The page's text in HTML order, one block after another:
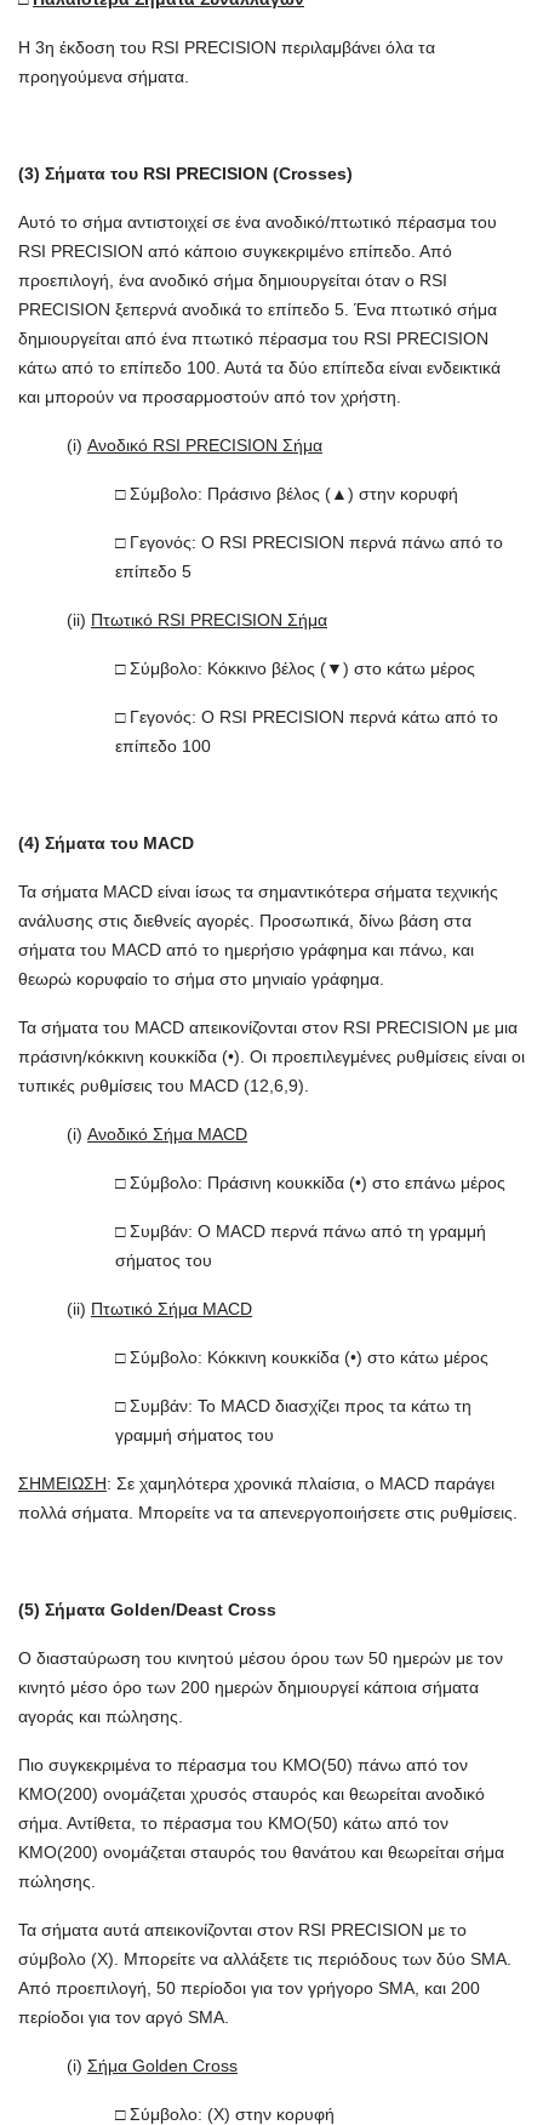
Η 3η έκδοση του RSI PRECISION περιλαμβάνει όλα τα
προηγούμενα σήματα.
(3) Σήματα του RSI PRECISION (Crosses)
Αυτό το σήμα αντιστοιχεί σε ένα ανοδικό/πτωτικό πέρασμα του
RSI PRECISION από κάποιο συγκεκριμένο επίπεδο. Από
προεπιλογή, ένα ανοδικό σήμα δημιουργείται όταν ο RSI
PRECISION ξεπερνά ανοδικά το επίπεδο 5. Ένα πτωτικό σήμα
δημιουργείται από ένα πτωτικό πέρασμα του RSI PRECISION
κάτω από το επίπεδο 100. Αυτά τα δύο επίπεδα είναι ενδεικτικά
και μπορούν να προσαρμοστούν από τον χρήστη.
(i) Ανοδικό RSI PRECISION Σήμα
□ Σύμβολο: Πράσινο βέλος (▲) στην κορυφή
□ Γεγονός: Ο RSI PRECISION περνά πάνω από το
επίπεδο 5
(ii) Πτωτικό RSI PRECISION Σήμα
□ Σύμβολο: Κόκκινο βέλος (▼) στο κάτω μέρος
□ Γεγονός: Ο RSI PRECISION περνά κάτω από το
επίπεδο 100
(4) Σήματα του MACD
Τα σήματα MACD είναι ίσως τα σημαντικότερα σήματα τεχνικής
ανάλυσης στις διεθνείς αγορές. Προσωπικά, δίνω βάση στα
σήματα του MACD από το ημερήσιο γράφημα και πάνω, και
θεωρώ κορυφαίο το σήμα στο μηνιαίο γράφημα.
Τα σήματα του MACD απεικονίζονται στον RSI PRECISION με μια
πράσινη/κόκκινη κουκκίδα (•). Οι προεπιλεγμένες ρυθμίσεις είναι οι
τυπικές ρυθμίσεις του MACD (12,6,9).
(i) Ανοδικό Σήμα MACD
□ Σύμβολο: Πράσινη κουκκίδα (•) στο επάνω μέρος
□ Συμβάν: Ο MACD περνά πάνω από τη γραμμή
σήματος του
(ii) Πτωτικό Σήμα MACD
□ Σύμβολο: Κόκκινη κουκκίδα (•) στο κάτω μέρος
□ Συμβάν: Το MACD διασχίζει προς τα κάτω τη
γραμμή σήματος του
ΣΗΜΕΙΩΣΗ: Σε χαμηλότερα χρονικά πλαίσια, ο MACD παράγει
πολλά σήματα. Μπορείτε να τα απενεργοποιήσετε στις ρυθμίσεις.
(5) Σήματα Golden/Deast Cross
Ο διασταύρωση του κινητού μέσου όρου των 50 ημερών με τον
κινητό μέσο όρο των 200 ημερών δημιουργεί κάποια σήματα
αγοράς και πώλησης.
Πιο συγκεκριμένα το πέρασμα του ΚΜΟ(50) πάνω από τον
ΚΜΟ(200) ονομάζεται χρυσός σταυρός και θεωρείται ανοδικό
σήμα. Αντίθετα, το πέρασμα του ΚΜΟ(50) κάτω από τον
ΚΜΟ(200) ονομάζεται σταυρός του θανάτου και θεωρείται σήμα
πώλησης.
Τα σήματα αυτά απεικονίζονται στον RSI PRECISION με το
σύμβολο (X). Μπορείτε να αλλάξετε τις περιόδους των δύο SMA.
Από προεπιλογή, 50 περίοδοι για τον γρήγορο SMA, και 200
περίοδοι για τον αργό SMA.
(i) Σήμα Golden Cross
□ Σύμβολο: (X) στην κορυφή